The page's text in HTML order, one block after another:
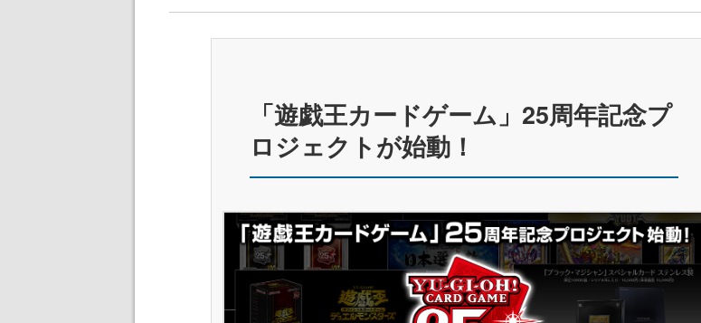
「遊戯王カードゲーム」25周年記念プ
ロジェクトが始動！